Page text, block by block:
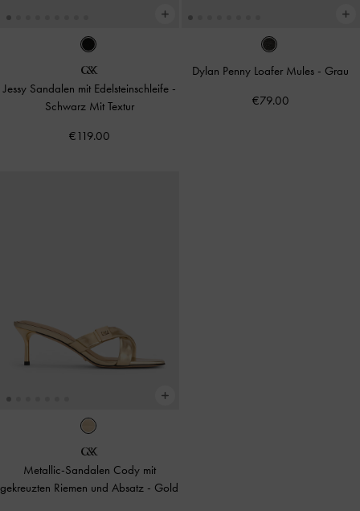
Jessy Sandalen mit Edelsteinschleife -
Schwarz Mit Textur
€119.00
Dylan Penny Loafer Mules - Grau
€79.00
Metallic-Sandalen Cody mit
gekreuzten Riemen und Absatz - Gold